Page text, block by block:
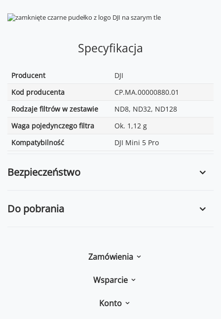
Specyfikacja
Producent
DJI
Kod producenta
CP.MA.00000880.01
Rodzaje filtrów w zestawie
ND8, ND32, ND128
Waga pojedynczego filtra
Ok. 1,12 g
Kompatybilność
DJI Mini 5 Pro
Bezpieczeństwo
Do pobrania
Zamówienia
Wsparcie
Konto